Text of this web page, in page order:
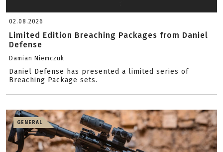
02.08.2026
Limited Edition Breaching Packages from Daniel
Defense
Damian Niemczuk
Daniel Defense has presented a limited series of
Breaching Package sets.
GENERAL